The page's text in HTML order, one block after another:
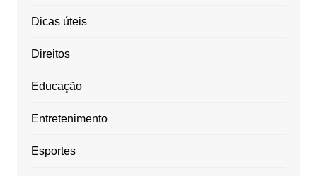
Dicas úteis
Direitos
Educação
Entretenimento
Esportes